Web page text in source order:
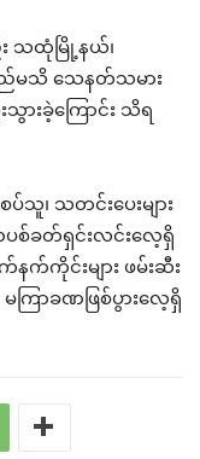
သထုံမြို့နယ်၊
ည်မသိ သေနတ်သမား
ားခဲ့ကြောင်း သိရ
၊ သတင်းပေးများ
စ်ခတ်ရှင်းလင်းလေ့ရှိ
င်းများ ဖမ်းဆီး
ကြာခဏဖြစ်ပွားလေ့ရှိ